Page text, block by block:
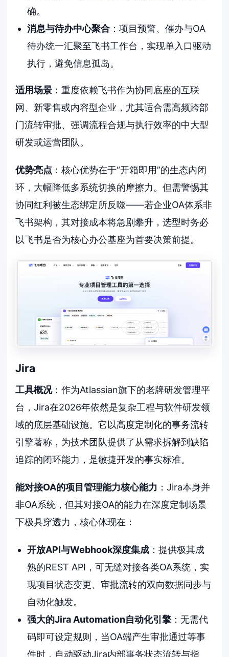
确。
消息与待办中心聚合：项目预警、催办与OA
待办统一汇聚至飞书工作台，实现单入口驱动
执行，避免信息孤岛。
适用场景 ：重度依赖飞书作为协同底座的互联
网、新零售或内容型企业，尤其适合需高频跨部
门流转审批、强调流程合规与执行效率的中大型
研发或运营团队。
优势亮点 ：核心优势在于“开箱即用”的生态内闭
环，大幅降低多系统切换的摩擦力。但需警惕其
协同红利被生态绑定所反噬——若企业OA体系非
飞书架构，其对接成本将急剧攀升，选型时务必
以飞书是否为核心办公基座为首要决策前提。
Jira
工具概况：作为Atlassian旗下的老牌研发管理平
台，Jira在2026年依然是复杂工程与软件研发领
域的底层基础设施。它以高度定制化的事务流转
引擎著称，为技术团队提供了从需求拆解到缺陷
追踪的闭环能力，是敏捷开发的事实标准。
能对接OA的项目管理能力核心能力 ：Jira本身并
非OA系统，但其对接OA的能力在深度定制场景
下极具穿透力，核心体现在：
开放API与Webhook深度集成：提供极其成
熟的REST API，可无缝对接各类OA系统，实
现项目状态变更、审批流转的双向数据同步与
自动化触发。
强大的Jira Automation自动化引擎：无需代
码即可设定规则，当OA端产生审批通过等事
件时，自动驱动Jira内部事务状态流转与指